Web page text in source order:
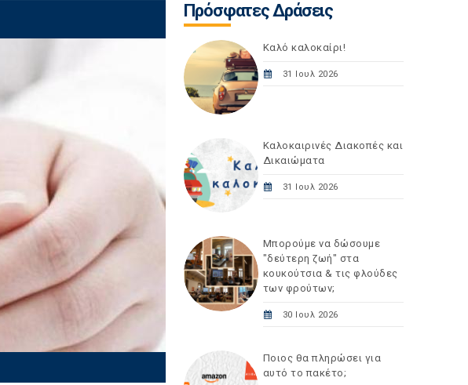
Πρόσφατες Δράσεις
Καλό καλοκαίρι!
31 Ιουλ 2026
Καλοκαιρινές Διακοπές και
Δικαιώματα
31 Ιουλ 2026
Μπορούμε να δώσουμε
"δεύτερη ζωή" στα
κουκούτσια & τις φλούδες
των φρούτων;
30 Ιουλ 2026
Ποιος θα πληρώσει για
αυτό το πακέτο;